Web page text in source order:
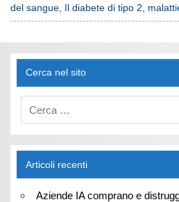
del sangue, Il diabete di tipo 2,
Cerca nel sito
Articoli recenti
Aziende IA comprano e